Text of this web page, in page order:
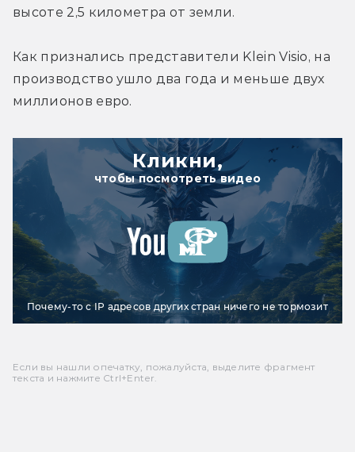
высоте 2,5 километра от земли.
Как признались представители Klein Visio, на
производство ушло два года и меньше двух
миллионов евро.
Кликни,
чтобы посмотреть видео
Почему-то с IP адресов других стран ничего не тормозит
Если вы нашли опечатку, пожалуйста, выделите фрагмент
текста и нажмите Ctrl+Enter.